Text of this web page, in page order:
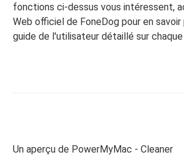
fonctions ci-dessus vous intéressent,
Web officiel de FoneDog pour en savoir
guide de l'utilisateur détaillé sur
Un aperçu de PowerMyMac - Cleaner